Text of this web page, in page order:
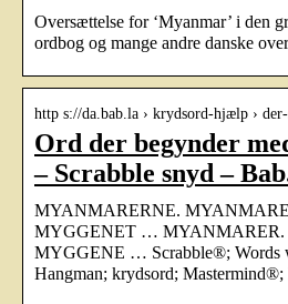
Oversættelse for ‘Myanmar’ i den
ordbog og mange andre danske
http s://da.bab.la › krydsord-hjælp ›
Ord der begynder
– Scrabble snyd –
MYANMARERNE.
MYGGENET … MYANMARER.
MYGGENE … Scrabble®; Words
Hangman; krydsord;